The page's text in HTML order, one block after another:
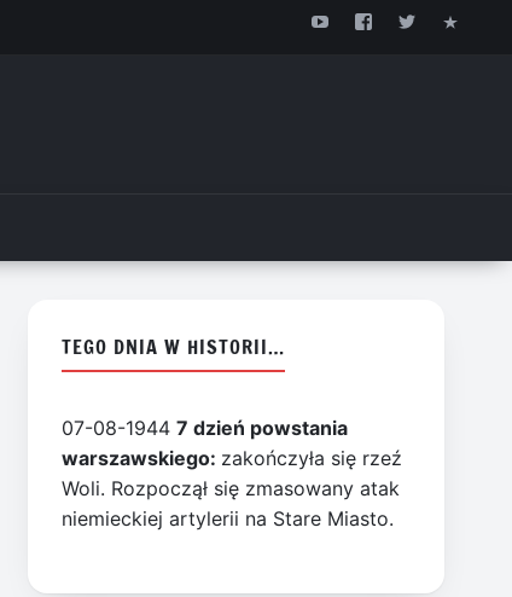
TEGO DNIA W HISTORII…
07-08-19447 dzień powstania
warszawskiego: zakończyła się rzeź
Woli. Rozpoczął się zmasowany atak
niemieckiej artylerii na Stare Miasto.